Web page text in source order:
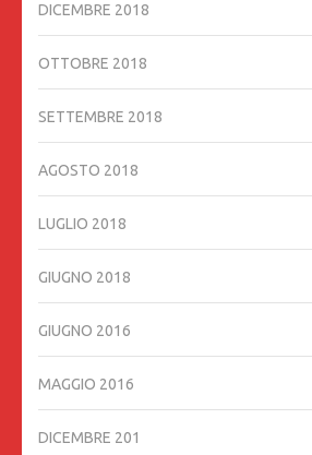
DICEMBRE 2018
OTTOBRE 2018
SETTEMBRE 2018
AGOSTO 2018
LUGLIO 2018
GIUGNO 2018
GIUGNO 2016
MAGGIO 2016
DICEMBRE 201